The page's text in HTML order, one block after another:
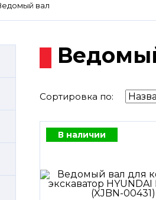
вал
Сортировка по:
В наличии